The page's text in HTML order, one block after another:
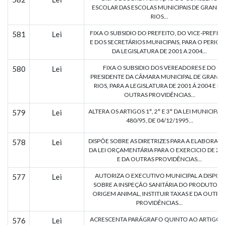
ESCOLAR DAS ESCOLAS MUNICIPAIS DE
RIOS...
581 Lei
FIXA O SUBSIDIO DO PREFEITO, DO VICE-
E DOS SECRETÁRIOS MUNICIPAIS, PARA O
DA LEGISLATURA DE 2001 A 2004...
580 Lei
FIXA O SUBSIDIO DOS VEREADORES E DO
PRESIDENTE DA CÂMARA MUNICIPAL DE
RIOS, PARA A LEGISLATURA DE 2001 Á 2004 E DÁ
OUTRAS PROVIDÊNCIAS...
579 Lei
ALTERA OS ARTIGOS 1°, 2° E 3° DA LEI MUNICIPAL
480/95, DE 04/12/1995...
578 Lei
DISPÕE SOBRE AS DIRETRIZES PARA A
DA LEI ORÇAMENTÁRIA PARA O EXERCICIO DE
E DA OUTRAS PROVIDÊNCIAS...
577 Lei
AUTORIZA O EXECUTIVO MUNICIPAL A DISPOR
SOBRE A INSPEÇÃO SANITÁRIA DO PRODUTO
ORIGEM ANIMAL, INSTITUIR TAXAS E DA
PROVIDÊNCIAS...
576 Lei
ACRESCENTA PARÁGRAFO QUINTO AO ARTIGO